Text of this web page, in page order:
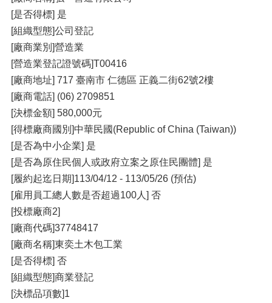
[是否得標] 是
[組織型態]公司登記
[廠商業別]營造業
[營造業登記證號碼]T00416
[廠商地址] 717 臺南市 仁德區 正義二街62號2樓
[廠商電話] (06) 2709851
[決標金額] 580,000元
[得標廠商國別]中華民國(Republic of China (Taiwan))
[是否為中小企業] 是
[是否為原住民個人或政府立案之原住民團體] 是
[履約起迄日期]113/04/12 - 113/05/26 (預估)
[雇用員工總人數是否超過100人] 否
[投標廠商2]
[廠商代碼]37748417
[廠商名稱]東奕土木包工業
[是否得標] 否
[組織型態]商業登記
[決標品項數]1